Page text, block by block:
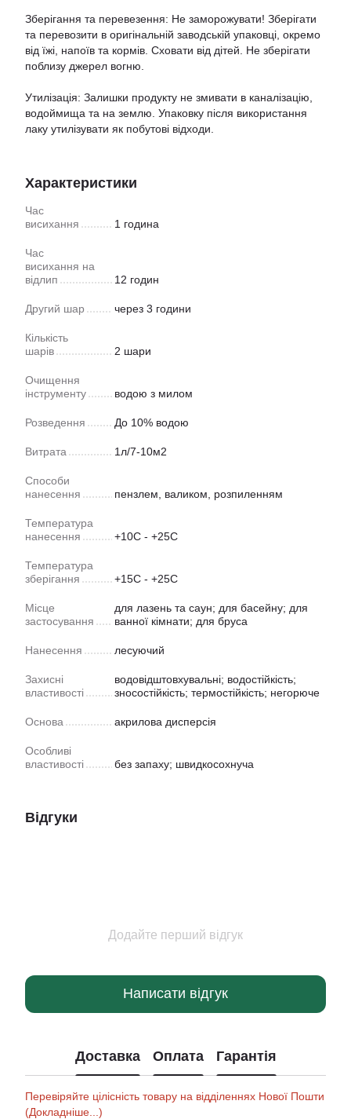
Зберігання та перевезення: Не заморожувати! Зберігати
та перевозити в оригінальній заводській упаковці, окремо
від їжі, напоїв та кормів. Сховати від дітей. Не зберігати
поблизу джерел вогню.
Утилізація: Залишки продукту не змивати в каналізацію,
водоймища та на землю. Упаковку після використання
лаку утилізувати як побутові відходи.
Характеристики
Час
висихання
1 година
Час
висихання на
відлип
12 годин
Другий шар через 3 години
Кількість
шарів
2 шари
Очищення
інструменту
водою з милом
Розведення До 10% водою
Витрата 1л/7-10м2
Способи
нанесення
пензлем, валиком, розпиленням
Температура
нанесення
+10C - +25C
Температура
зберігання
+15C - +25C
Місце
застосування
для лазень та саун; для басейну; для
ванної кімнати; для бруса
Нанесення лесуючий
Захисні
властивості
водовідштовхувальні; водостійкість;
зносостійкість; термостійкість; негорюче
Основа акрилова дисперсія
Особливі
властивості
без запаху; швидкосохнуча
Відгуки
Додайте перший відгук
Написати відгук
Доставка Оплата Гарантія
Перевіряйте цілісність товару на відділеннях Нової Пошти
(Докладніше...)